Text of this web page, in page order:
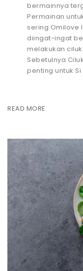
bermainnya
Permainan
sering Omilove
diingat-ingat
melakukan
Sebetulnya
penting untuk
READ MORE